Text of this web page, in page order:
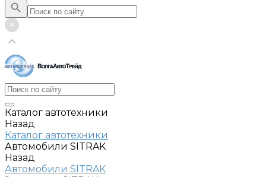
Каталог автотехники
Назад
Каталог автотехники
Автомобили SITRAK
Назад
Автомобили SITRAK